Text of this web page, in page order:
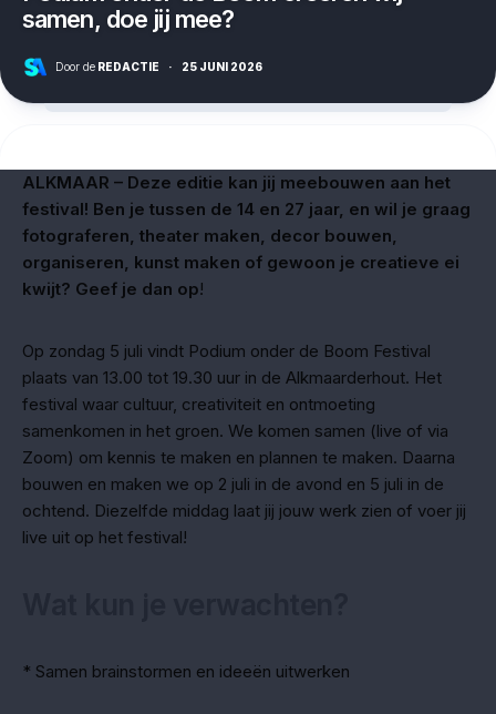
samen, doe jij mee?
Door de REDACTIE · 25 JUNI 2026
ALKMAAR – Deze editie kan jij meebouwen aan het
festival! Ben je tussen de 14 en 27 jaar, en wil je graag
fotograferen, theater maken, decor bouwen,
organiseren, kunst maken of gewoon je creatieve ei
kwijt? Geef je dan op!
Op zondag 5 juli vindt Podium onder de Boom Festival
plaats van 13.00 tot 19.30 uur in de Alkmaarderhout. Het
festival waar cultuur, creativiteit en ontmoeting
samenkomen in het groen. We komen samen (live of via
Zoom) om kennis te maken en plannen te maken. Daarna
bouwen en maken we op 2 juli in de avond en 5 juli in de
ochtend. Diezelfde middag laat jij jouw werk zien of voer jij
live uit op het festival!
* Samen brainstormen en ideeën uitwerken